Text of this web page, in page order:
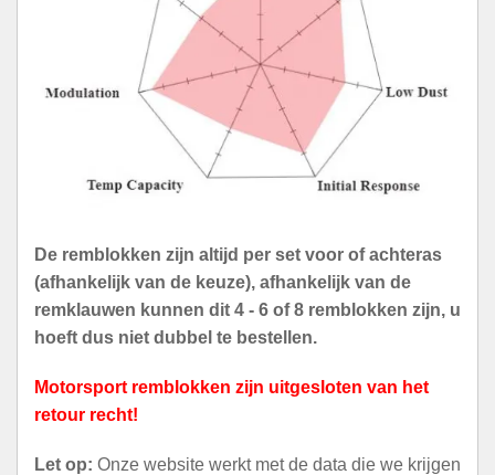
De remblokken zijn altijd per set voor of achteras
(afhankelijk van de keuze), afhankelijk van de
remklauwen kunnen dit 4 - 6 of 8 remblokken zijn, u
hoeft dus niet dubbel te bestellen.
Motorsport remblokken zijn uitgesloten van het
retour recht!
Let op: Onze website werkt met de data die we krijgen